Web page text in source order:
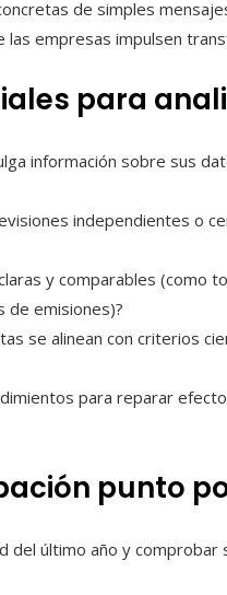
de simples
empresas impulsen
para
información sobre sus
independientes o
y comparables (como
de emisiones)?
se alinean con criterios
para reparar
punto
del último año y comprobar